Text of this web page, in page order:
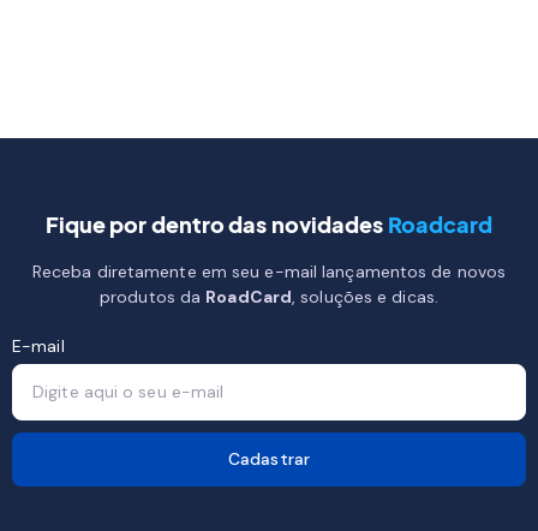
Fique por dentro das novidades Roadcard
Receba diretamente em seu e-mail lançamentos de novos
produtos da RoadCard, soluções e dicas.
E-mail
Cadastrar